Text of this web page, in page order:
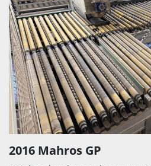
2016 Mahros GP